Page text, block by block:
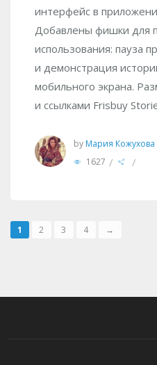
интерфейс в
Добавлены фишки для
использования: пауза
и демонстрация
мобильного экрана.
и ссылками Frisbuy
by Мария Кожухова
1627 / /
1 2 3 4 →